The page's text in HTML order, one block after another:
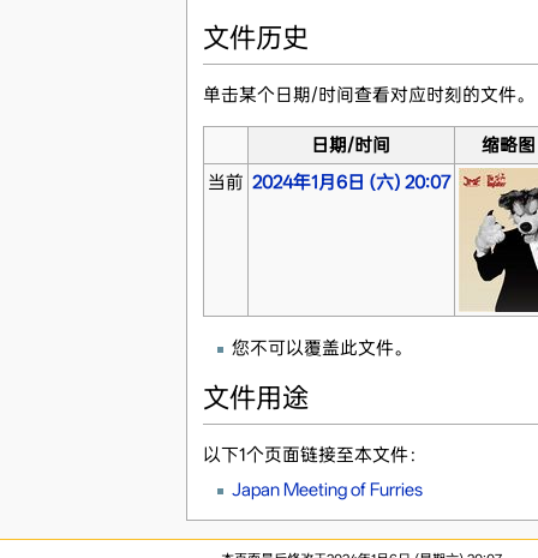
文件历史
单击某个日期/时间查看对应时刻的文件。
日期/时间
缩略图
当前 2024年1月6日 (六) 20:07
您不可以覆盖此文件。
文件用途
以下1个页面链接至本文件：
Japan Meeting of Furries